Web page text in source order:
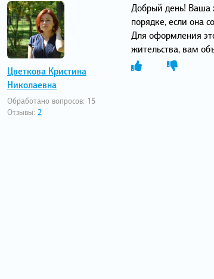
Цветкова Кристина
Николаевна
Обработано вопросов: 15
Отзывы: 2
Добрый день! Ваша
порядке, если она
Для оформления
жительства, вам